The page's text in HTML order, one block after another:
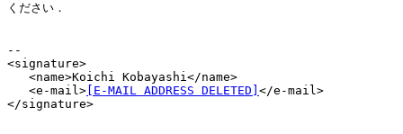
ください．
--
<signature>
   <name>Koichi Kobayashi</name>
   <e-mail>
[E-MAIL ADDRESS DELETED] </e-mail>
</signature>